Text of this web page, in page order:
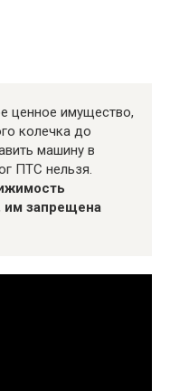
ценное имущество,
колечка до
машину в
ПТС нельзя.
им запрещена